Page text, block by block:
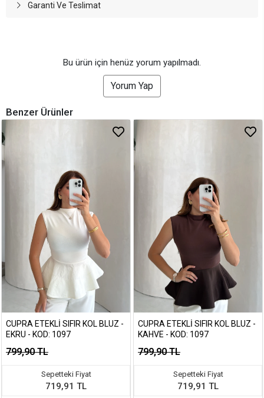
Garanti Ve Teslimat
Bu ürün için henüz yorum yapılmadı.
Yorum Yap
Benzer Ürünler
CUPRA ETEKLI SIFIR KOL BLUZ -
EKRU - KOD: 1097
799,90 TL
Sepetteki Fiyat
719,91 TL
CUPRA ETEKLI SIFIR KOL BLUZ -
KAHVE - KOD: 1097
799,90 TL
Sepetteki Fiyat
719,91 TL